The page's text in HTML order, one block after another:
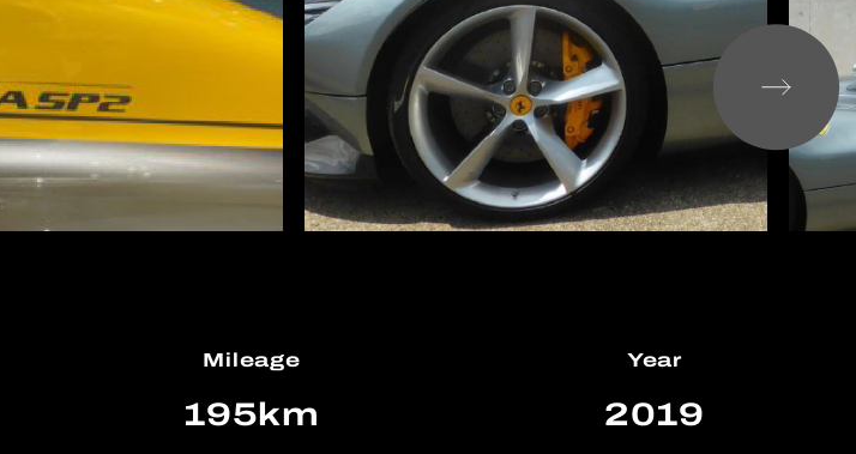
Mileage
195km
Year
2019